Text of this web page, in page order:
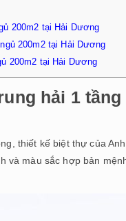
200m2 tại Hải Dương
200m2 tại Hải Dương
200m2 tại Hải Dương
hải 1 tầng
thiết kế biệt thự của
và màu sắc hợp bản